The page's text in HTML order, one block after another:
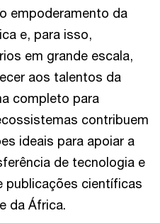
empoderamento da
e, para isso,
em grande escala,
aos talentos da
completo para
contribuem
ideais para apoiar a
de tecnologia e
publicações científicas
da África.